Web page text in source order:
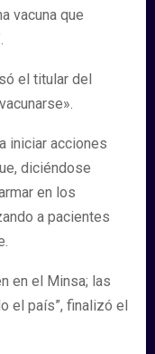
vacuna que
el titular del
iniciar acciones
diciéndose
en los
a pacientes
en el Minsa; las
el país”, finalizó el